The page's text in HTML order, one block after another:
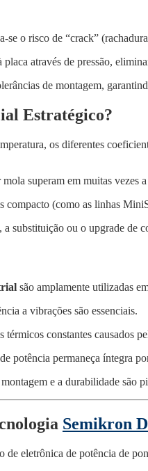
se o risco de “crack”
através de pressão,
de montagem,
Estratégico?
os diferentes
superam em muitas
compacto (como as linhas
substituição ou o upgrade de
são amplamente utilizadas
a vibrações são essenciais.
térmicos constantes causados
potência permaneça íntegra
e a durabilidade são
Semikron
de eletrônica de potência de